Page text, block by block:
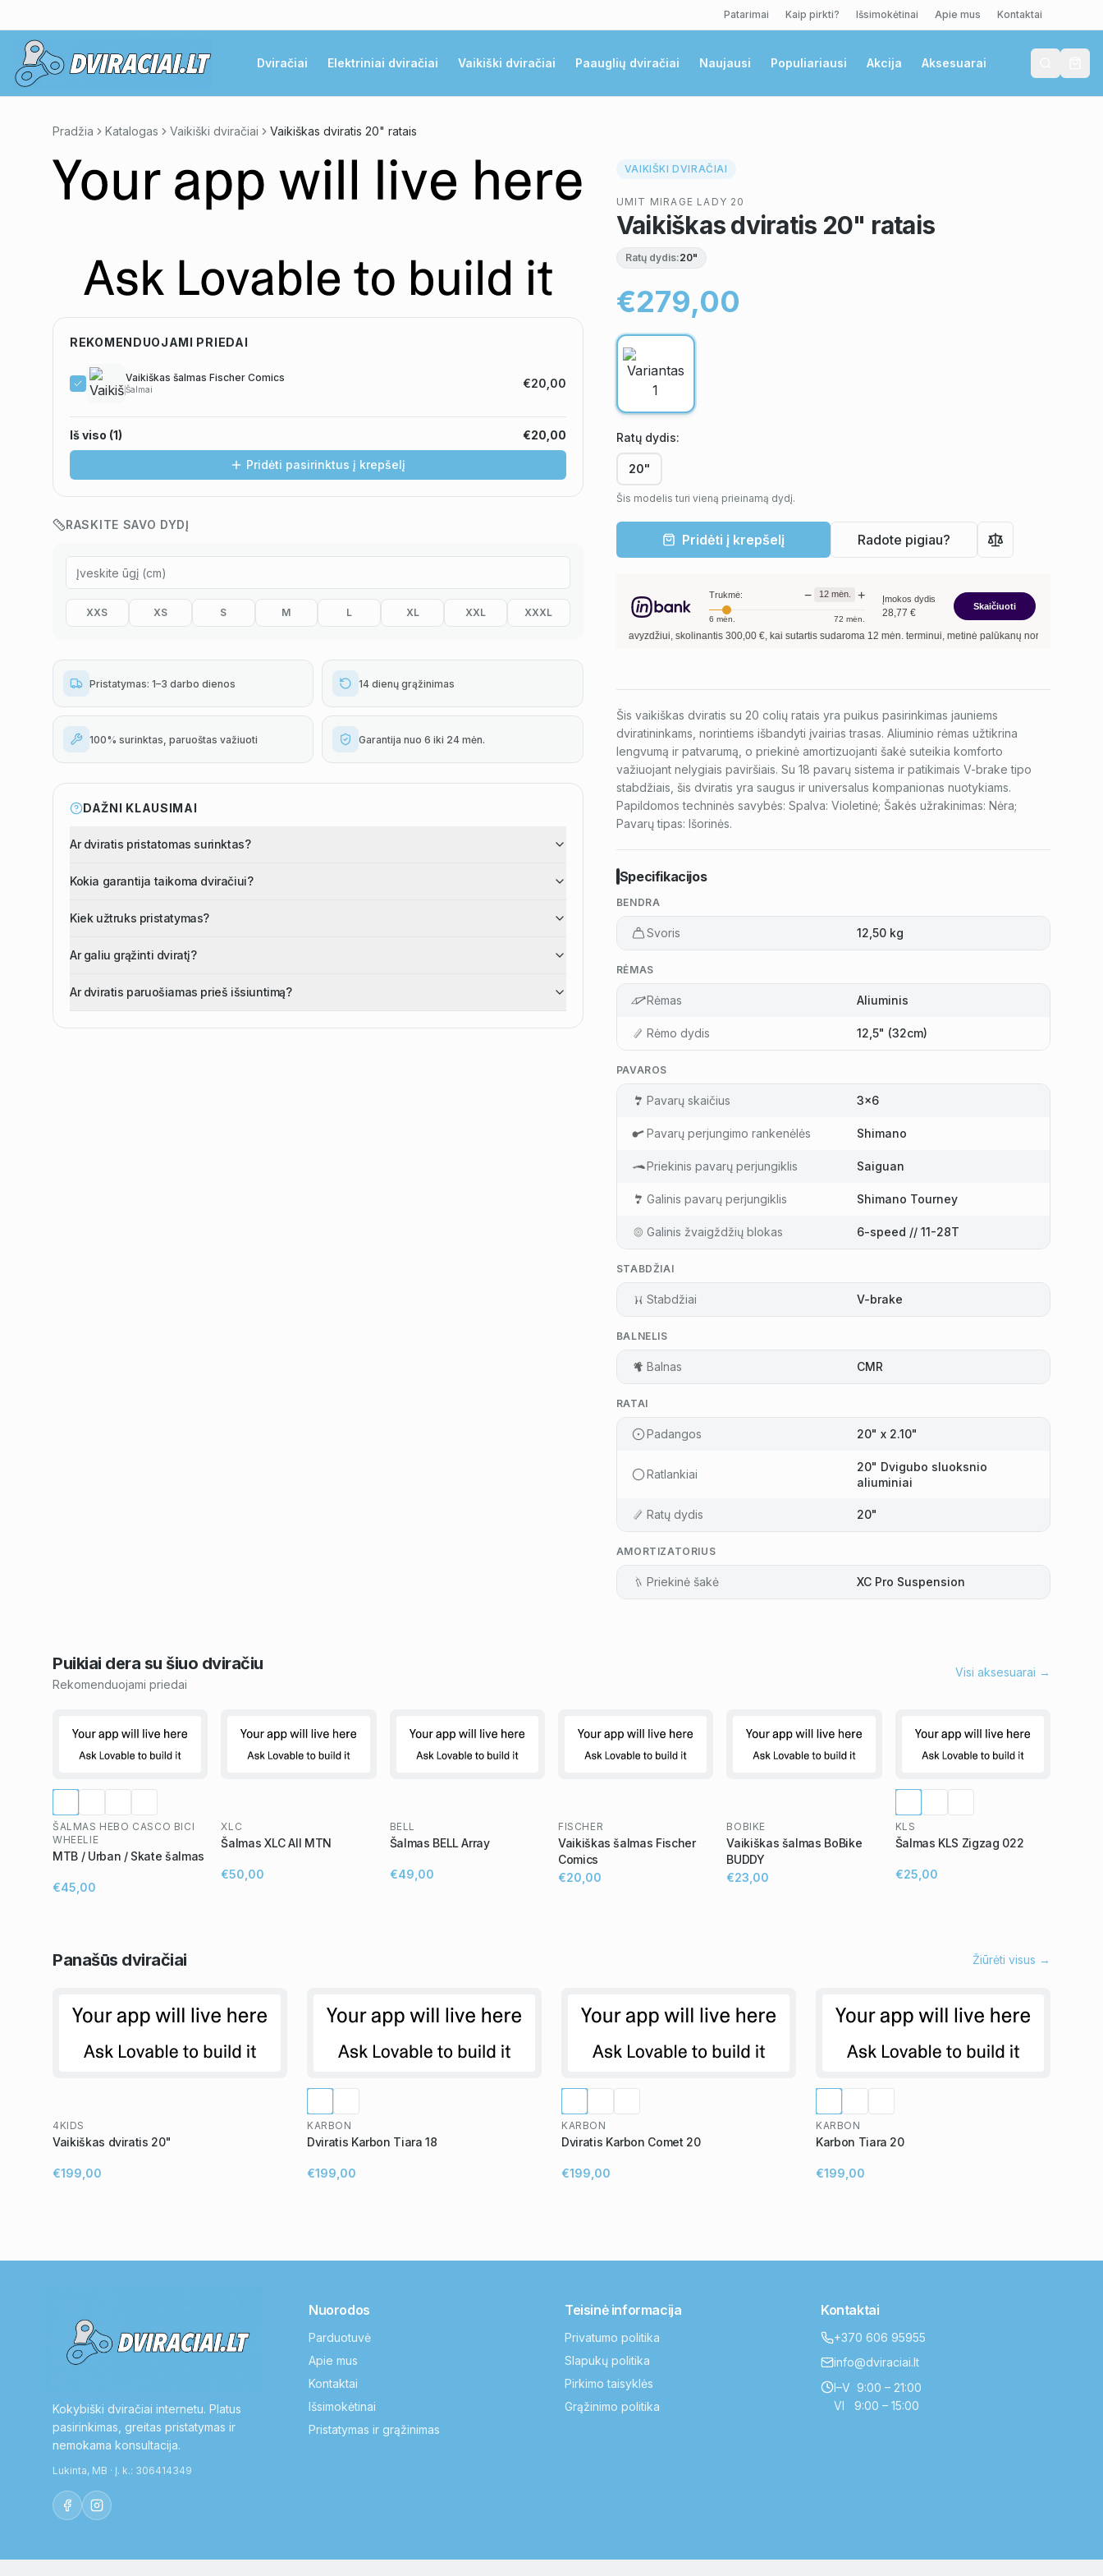
Patarimai Kaip pirkti? Išsimokėtinai Apie mus Kontaktai
Dviračiai Elektriniai dviračiai Vaikiški dviračiai Paauglių dviračiai Naujausi Populiariausi Akcija Aksesuarai
Pradžia Katalogas Vaikiški dviračiai Vaikiškas dviratis 20" ratais
REKOMENDUOJAMI PRIEDAI
Vaikiškas šalmas Fischer Comics
Šalmai €20,00
Iš viso (1) €20,00
Pridėti pasirinktus į krepšelį
RASKITE SAVO DYDĮ
XXS XS S M L XL XXL XXXL
Pristatymas: 1–3 darbo dienos 14 dienų grąžinimas
100% surinktas, paruoštas važiuoti Garantija nuo 6 iki 24 mėn.
DAŽNI KLAUSIMAI
Ar dviratis pristatomas surinktas?
Kokia garantija taikoma dviračiui?
Kiek užtruks pristatymas?
Ar galiu grąžinti dviratį?
Ar dviratis paruošiamas prieš išsiuntimą?
VAIKIŠKI DVIRAČIAI
UMIT MIRAGE LADY 20
Vaikiškas dviratis 20" ratais
Ratų dydis:20"
€279,00
Ratų dydis:
20"
Šis modelis turi vieną prieinamą dydį.
Pridėti į krepšelį Radote pigiau?
Trukmė: − 12mėn. +
6 mėn. 72 mėn.
Įmokos dydis
28,77 €
Skaičiuoti
Pavyzdžiui, skolinantis300,00€, kai sutartis sudaroma12mėn. terminui, metinė palūkanų norma – 13,90
Šis vaikiškas dviratis su 20 colių ratais yra puikus pasirinkimas jauniems
dviratininkams, norintiems išbandyti įvairias trasas. Aliuminio rėmas užtikrina
lengvumą ir patvarumą, o priekinė amortizuojanti šakė suteikia komforto
važiuojant nelygiais paviršiais. Su 18 pavarų sistema ir patikimais V-brake tipo
stabdžiais, šis dviratis yra saugus ir universalus kompanionas nuotykiams.
Papildomos techninės savybės: Spalva: Violetinė; Šakės užrakinimas: Nėra;
Pavarų tipas: Išorinės.
Specifikacijos
BENDRA
Svoris 12,50 kg
RĖMAS
Rėmas Aliuminis
Rėmo dydis 12,5" (32cm)
PAVAROS
Pavarų skaičius 3x6
Pavarų perjungimo rankenėlės Shimano
Priekinis pavarų perjungiklis Saiguan
Galinis pavarų perjungiklis Shimano Tourney
Galinis žvaigždžių blokas 6-speed // 11-28T
STABDŽIAI
Stabdžiai V-brake
BALNELIS
Balnas CMR
RATAI
Padangos 20" x 2.10"
Ratlankiai
20" Dvigubo sluoksnio
aliuminiai
Ratų dydis 20"
AMORTIZATORIUS
Priekinė šakė XC Pro Suspension
Puikiai dera su šiuo dviračiu
Rekomenduojami priedai
Visi aksesuarai →
ŠALMAS HEBO CASCO BICI
WHEELIE
MTB / Urban / Skate šalmas
€45,00
XLC
Šalmas XLC All MTN
€50,00
BELL
Šalmas BELL Array
€49,00
FISCHER
Vaikiškas šalmas Fischer
Comics
€20,00
BOBIKE
Vaikiškas šalmas BoBike
BUDDY
€23,00
KLS
Šalmas KLS Zigzag 022
€25,00
Panašūs dviračiai Žiūrėti visus →
4KIDS
Vaikiškas dviratis 20"
€199,00
KARBON
Dviratis Karbon Tiara 18
€199,00
KARBON
Dviratis Karbon Comet 20
€199,00
KARBON
Karbon Tiara 20
€199,00
Kokybiški dviračiai internetu. Platus
pasirinkimas, greitas pristatymas ir
nemokama konsultacija.
Lukinta, MB · Į. k.: 306414349
Nuorodos
Parduotuvė
Apie mus
Kontaktai
Išsimokėtinai
Pristatymas ir grąžinimas
Teisinė informacija
Privatumo politika
Slapukų politika
Pirkimo taisyklės
Grąžinimo politika
Kontaktai
+370 606 95955
info@dviraciai.lt
I–V 9:00 – 21:00
VI 9:00 – 15:00